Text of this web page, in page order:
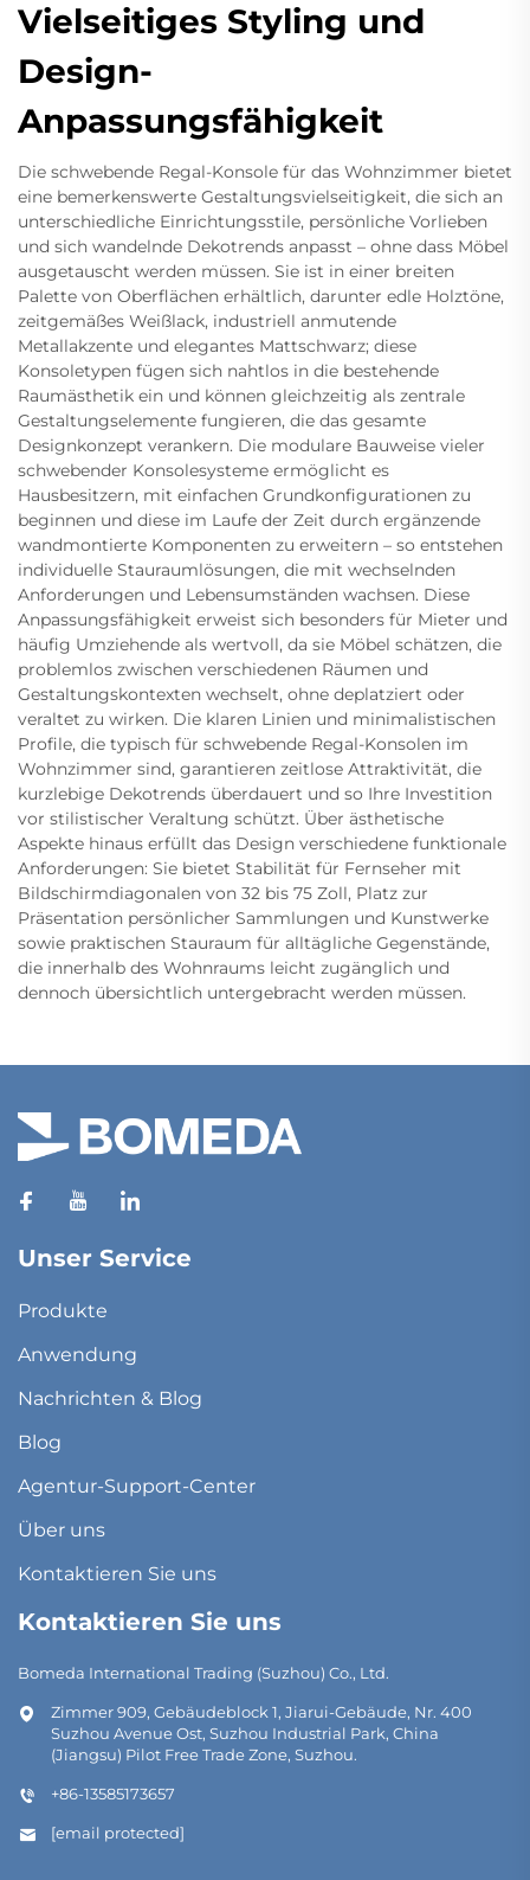
Vielseitiges Styling und
Design-
Anpassungsfähigkeit
Die schwebende Regal-Konsole für das Wohnzimmer bietet
eine bemerkenswerte Gestaltungsvielseitigkeit, die sich an
unterschiedliche Einrichtungsstile, persönliche Vorlieben
und sich wandelnde Dekotrends anpasst – ohne dass Möbel
ausgetauscht werden müssen. Sie ist in einer breiten
Palette von Oberflächen erhältlich, darunter edle Holztöne,
zeitgemäßes Weißlack, industriell anmutende
Metallakzente und elegantes Mattschwarz; diese
Konsoletypen fügen sich nahtlos in die bestehende
Raumästhetik ein und können gleichzeitig als zentrale
Gestaltungselemente fungieren, die das gesamte
Designkonzept verankern. Die modulare Bauweise vieler
schwebender Konsolesysteme ermöglicht es
Hausbesitzern, mit einfachen Grundkonfigurationen zu
beginnen und diese im Laufe der Zeit durch ergänzende
wandmontierte Komponenten zu erweitern – so entstehen
individuelle Stauraumlösungen, die mit wechselnden
Anforderungen und Lebensumständen wachsen. Diese
Anpassungsfähigkeit erweist sich besonders für Mieter und
häufig Umziehende als wertvoll, da sie Möbel schätzen, die
problemlos zwischen verschiedenen Räumen und
Gestaltungskontexten wechselt, ohne deplatziert oder
veraltet zu wirken. Die klaren Linien und minimalistischen
Profile, die typisch für schwebende Regal-Konsolen im
Wohnzimmer sind, garantieren zeitlose Attraktivität, die
kurzlebige Dekotrends überdauert und so Ihre Investition
vor stilistischer Veraltung schützt. Über ästhetische
Aspekte hinaus erfüllt das Design verschiedene funktionale
Anforderungen: Sie bietet Stabilität für Fernseher mit
Bildschirmdiagonalen von 32 bis 75 Zoll, Platz zur
Präsentation persönlicher Sammlungen und Kunstwerke
sowie praktischen Stauraum für alltägliche Gegenstände,
die innerhalb des Wohnraums leicht zugänglich und
dennoch übersichtlich untergebracht werden müssen.
Unser Service
Produkte
Anwendung
Nachrichten & Blog
Blog
Agentur-Support-Center
Über uns
Kontaktieren Sie uns
Kontaktieren Sie uns
Bomeda International Trading (Suzhou) Co., Ltd.
Zimmer 909, Gebäudeblock 1, Jiarui-Gebäude, Nr. 400
Suzhou Avenue Ost, Suzhou Industrial Park, China
(Jiangsu) Pilot Free Trade Zone, Suzhou.
+86-13585173657
[email protected]